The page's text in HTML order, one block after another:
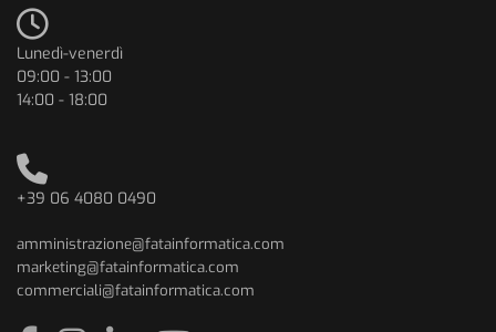
Lunedì-venerdì
09:00 - 13:00
14:00 - 18:00
+39 06 4080 0490
amministrazione@fatainformatica.com
marketing@fatainformatica.com
commerciali@fatainformatica.com